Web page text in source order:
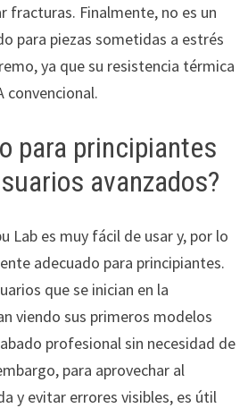
fracturas. Finalmente, no es un
para piezas sometidas a estrés
ya que su resistencia térmica
convencional.
para principiantes
avanzados?
Lab es muy fácil de usar y, por lo
adecuado para principiantes.
que se inician en la
viendo sus primeros modelos
profesional sin necesidad de
para aprovechar al
y evitar errores visibles, es útil